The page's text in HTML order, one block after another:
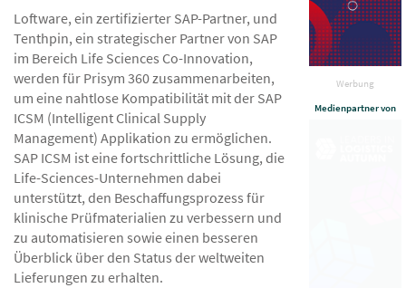
Werbung
Medienpartner von
Loftware, ein zertifizierter SAP-Partner, und
Tenthpin, ein strategischer Partner von SAP
im Bereich Life Sciences Co-Innovation,
werden für Prisym 360 zusammenarbeiten,
um eine nahtlose Kompatibilität mit der SAP
ICSM (Intelligent Clinical Supply
Management) Applikation zu ermöglichen.
SAP ICSM ist eine fortschrittliche Lösung, die
Life-Sciences-Unternehmen dabei
unterstützt, den Beschaffungsprozess für
klinische Prüfmaterialien zu verbessern und
zu automatisieren sowie einen besseren
Überblick über den Status der weltweiten
Lieferungen zu erhalten.